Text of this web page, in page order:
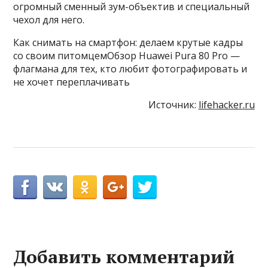
огромный сменный зум-объектив и специальный
чехол для него.
Как снимать на смартфон: делаем крутые кадры
со своим питомцемОбзор Huawei Pura 80 Pro —
флагмана для тех, кто любит фотографировать и
не хочет переплачивать
Источник: lifehacker.ru
Добавить комментарий